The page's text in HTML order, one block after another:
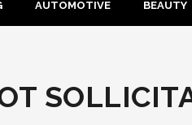
AUTOMOTIVE BEAUTY